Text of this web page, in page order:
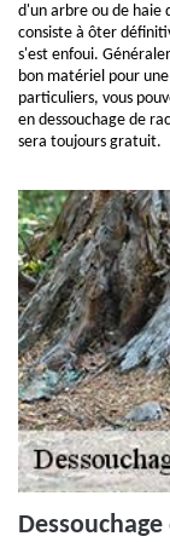
d'un arbre ou de haie
consiste à ôter
s'est enfoui.
bon matériel pour
particuliers, vous
en dessouchage de
sera toujours gratuit.